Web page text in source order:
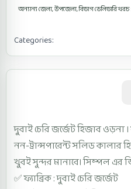
অন্যান্য জেলা, উপজেলা, বিভাগ ডেলিভারি খরচ
Categories:
দুবাই চেরি জর্জেট হিজাব
নন-ট্রান্সপারেন্ট সলিড কালার
খুবই সুন্দর মানাবে। সিম্পল এর
✅ ফ্যাব্রিক : দুবাই চেরি জর্জেট